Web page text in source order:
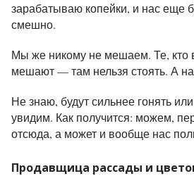
зарабатываю копейки, и нас еще
смешно.
Мы же никому не мешаем. Те, кто
мешают — там нельзя стоять. А
Не знаю, будут сильнее гонять
увидим. Как получится: можем,
отсюда, а может и вообще нас
Продавщица рассады и